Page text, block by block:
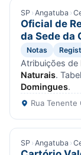
SP › Angatuba ›
Oficial de
da Sede da
Notas
Atribuições de
Naturais.
Domingues.
Rua Tenente
SP › Angatuba ›